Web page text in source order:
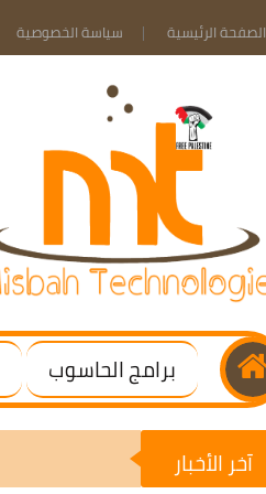
الصفحة الرئيسية سياسة الخصوصية
برامج الحاسوب
آخر الأخبار